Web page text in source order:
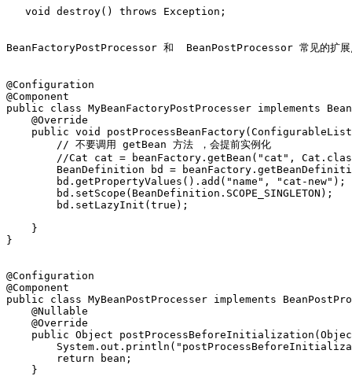
   void destroy() throws Exception;
BeanFactoryPostProcessor 和  BeanPostProcessor 常见的扩展
@Configuration
@Component
public class MyBeanFactoryPostProcesser implements
    @Override
public void
        // 不要调用 getBean 方法 ，会提前实例化
//Cat cat = beanFactory.getBean("cat",
BeanDefinition bd =
        bd.getPropertyValues().add("name", "cat-new");
        bd.setScope(BeanDefinition.SCOPE_SINGLETON);
        bd.setLazyInit(true);
    }
}
@Configuration
@Component
public class MyBeanPostProcesser implements
    @Nullable
    @Override
public Object
        return bean;
    }